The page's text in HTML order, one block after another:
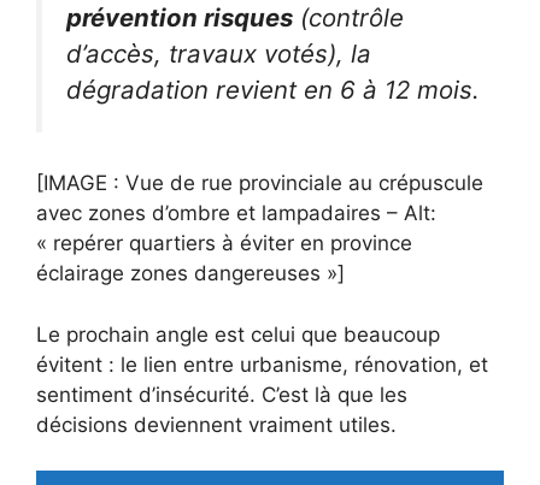
prévention risques (contrôle
d’accès, travaux votés), la
dégradation revient en 6 à 12 mois.
[IMAGE : Vue de rue provinciale au crépuscule
avec zones d’ombre et lampadaires – Alt:
« repérer quartiers à éviter en province
éclairage zones dangereuses »]
Le prochain angle est celui que beaucoup
évitent : le lien entre urbanisme, rénovation, et
sentiment d’insécurité. C’est là que les
décisions deviennent vraiment utiles.